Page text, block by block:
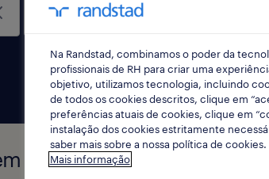
Operador de maquinas em
Na Randstad, combinamos o poder da
profissionais de RH para criar uma
objetivo, utilizamos tecnologia, incluindo
de todos os cookies descritos, clique em
preferências atuais de cookies, clique em
instalação dos cookies estritamente
saber mais sobre a nossa política de cookies.
Mais informação